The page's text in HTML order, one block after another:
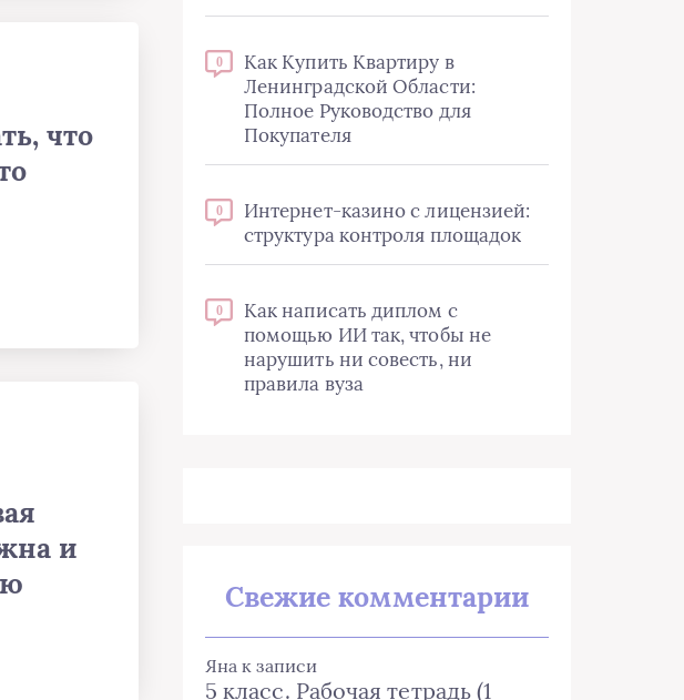
что
и
0
Как Купить Квартиру в
Ленинградской Области:
Полное Руководство для
Покупателя
0
Интернет-казино с лицензией:
структура контроля площадок
0
Как написать диплом с
помощью ИИ так, чтобы не
нарушить ни совесть, ни
правила вуза
Свежие комментарии
Яна к записи
5 класс. Рабочая тетрадь (1